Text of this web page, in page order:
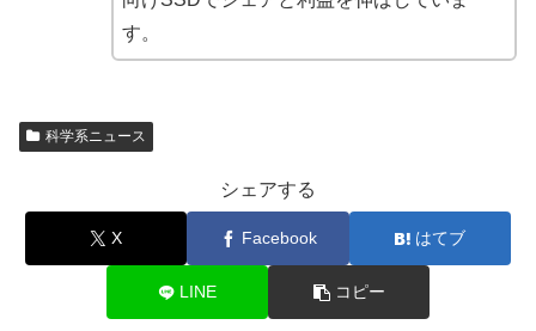
す。
科学系ニュース
シェアする
X Facebook はてブ
LINE コピー